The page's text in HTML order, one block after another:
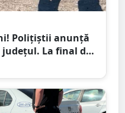
Polițiștii anunță
La final de
și o acțiune-